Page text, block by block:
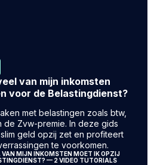
van mijn inkomsten
voor de Belastingdienst?
met belastingen zoals btw,
de Zvw-premie. In deze gids
geld opzij zet en profiteert
te voorkomen.
VAN MIJN INKOMSTEN MOET IK OPZIJ
— 2 VIDEO TUTORIALS